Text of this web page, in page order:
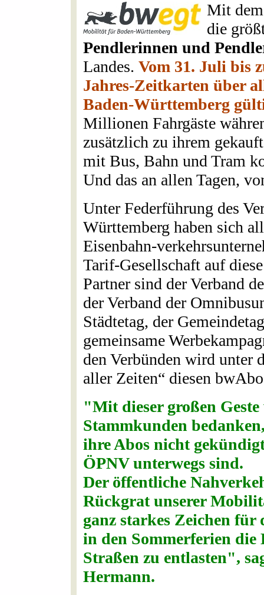
Mit
die
Pendlerinnen und
Landes. Vom 31. Juli bis
Jahres-Zeitkarten über
Baden-Württemberg
Millionen Fahrgäste
zusätzlich zu ihrem
mit Bus, Bahn und Tram
Und das an allen Tagen,
Unter Federführung des
Württemberg haben sich
Eisenbahn-
Tarif-Gesellschaft auf
Partner sind der Verband
der Verband der
Städtetag, der
gemeinsame
den Verbünden wird unter
aller Zeiten“ diesen
"Mit dieser großen
Stammkunden
ihre Abos nicht
ÖPNV unterwegs sind.
Der öffentliche
Rückgrat unserer
ganz starkes Zeichen
in den Sommerferien die
Straßen zu entlasten",
Hermann.